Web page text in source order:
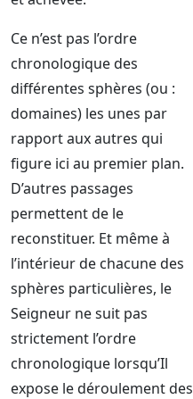
Ce n’est pas l’ordre
chronologique des
différentes sphères (ou :
domaines) les unes par
rapport aux autres qui
figure ici au premier plan.
D’autres passages
permettent de le
reconstituer. Et même à
l’intérieur de chacune des
sphères particulières, le
Seigneur ne suit pas
strictement l’ordre
chronologique lorsqu’Il
expose le déroulement des